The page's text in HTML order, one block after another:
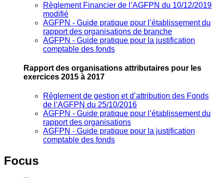
Règlement Financier de l’AGFPN du 10/12/2019
modifié
AGFPN ‐ Guide pratique pour l’établissement du
rapport des organisations de branche
AGFPN ‐ Guide pratique pour la justification
comptable des fonds
Rapport des organisations attributaires pour les
exercices 2015 à 2017
Règlement de gestion et d’attribution des Fonds
de l’AGFPN du 25/10/2016
AGFPN ‐ Guide pratique pour l’établissement du
rapport des organisations
AGFPN ‐ Guide pratique pour la justification
comptable des fonds
Focus